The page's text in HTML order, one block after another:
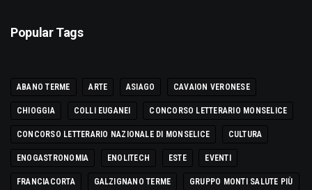
Popular Tags
ABANO TERME ARTE ASIAGO CAVAION VERONESE
CHIOGGIA COLLI EUGANEI CONCORSO LETTERARIO MONSELICE
CONCORSO LETTERARIO NAZIONALE DI MONSELICE CULTURA
ENOGASTRONOMIA ENOLITECH ESTE EVENTI
FRANCIACORTA GALZIGNANO TERME GRUPPO MONTI SALUTE PIÙ